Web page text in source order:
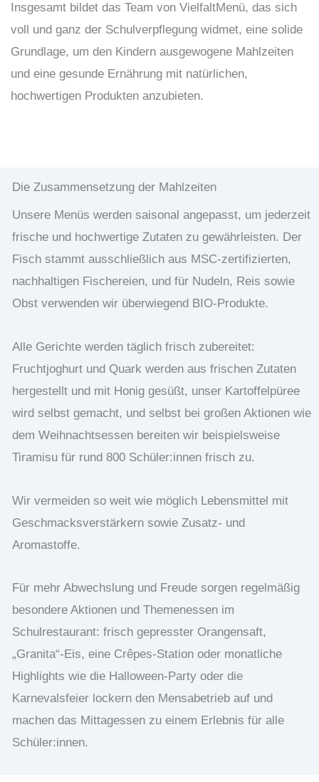
Insgesamt bildet das Team von VielfaltMenü, das sich
voll und ganz der Schulverpflegung widmet, eine solide
Grundlage, um den Kindern ausgewogene Mahlzeiten
und eine gesunde Ernährung mit natürlichen,
hochwertigen Produkten anzubieten.
Die Zusammensetzung der Mahlzeiten
Unsere Menüs werden saisonal angepasst, um jederzeit
frische und hochwertige Zutaten zu gewährleisten. Der
Fisch stammt ausschließlich aus MSC-zertifizierten,
nachhaltigen Fischereien, und für Nudeln, Reis sowie
Obst verwenden wir überwiegend BIO-Produkte.
Alle Gerichte werden täglich frisch zubereitet:
Fruchtjoghurt und Quark werden aus frischen Zutaten
hergestellt und mit Honig gesüßt, unser Kartoffelpüree
wird selbst gemacht, und selbst bei großen Aktionen wie
dem Weihnachtsessen bereiten wir beispielsweise
Tiramisu für rund 800 Schüler:innen frisch zu.
Wir vermeiden so weit wie möglich Lebensmittel mit
Geschmacksverstärkern sowie Zusatz- und
Aromastoffe.
Für mehr Abwechslung und Freude sorgen regelmäßig
besondere Aktionen und Themenessen im
Schulrestaurant: frisch gepresster Orangensaft,
„Granita“-Eis, eine Crêpes-Station oder monatliche
Highlights wie die Halloween-Party oder die
Karnevalsfeier lockern den Mensabetrieb auf und
machen das Mittagessen zu einem Erlebnis für alle
Schüler:innen.